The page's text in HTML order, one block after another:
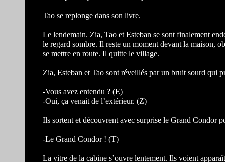
Tao se replonge dans son livre.
Le lendemain. Zia, Tao et Esteban se sont finalement
le regard sombre. Il reste un moment devant la maison,
se mettre en route. Il quitte le village.
Zia, Esteban et Tao sont réveillés par un bruit sourd qui
-Vous avez entendu ? (E)
-Oui, ça venait de l’extérieur. (Z)
Ils sortent et découvrent avec surprise le Grand Condor
-Le Grand Condor ! (T)
La vitre de la cabine s’ouvre lentement. Ils voient